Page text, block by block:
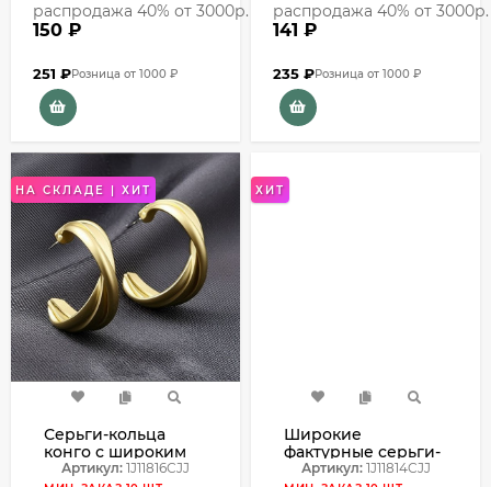
распродажа 40% от 3000р.
150 ₽
251 ₽Розница от 1000 ₽
распродажа 40% от 3000р.
141 ₽
235 ₽Розница от 1000 ₽
НА СКЛАДЕ | ХИТ
Серьги-кольца
конго с широким
вогнутым
Артикул: 1J11816CJJ
ХИТ
Широкие
фактурные серьги-
кольца конго с
Артикул:1J11814CJJ